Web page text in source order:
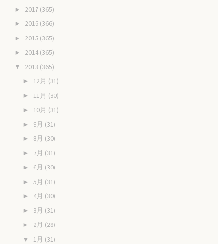
► 2017 (365)
► 2016 (366)
► 2015 (365)
► 2014 (365)
▼ 2013 (365)
► 12月 (31)
► 11月 (30)
► 10月 (31)
► 9月 (31)
► 8月 (30)
► 7月 (31)
► 6月 (30)
► 5月 (31)
► 4月 (30)
► 3月 (31)
► 2月 (28)
▼ 1月 (31)